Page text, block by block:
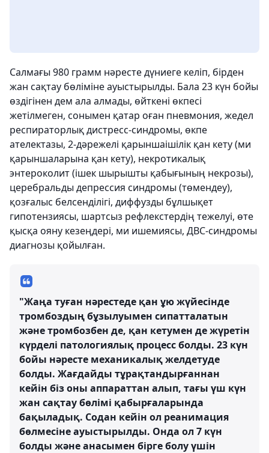
Салмағы 980 грамм нәресте дүниеге келіп, бірден
жан сақтау бөліміне ауыстырылды. Бала 23 күн бойы
өздігінен дем ала алмады, өйткені өкпесі
жетілмеген, сонымен қатар оған пневмония, жедел
респираторлық дистресс-синдромы, өкпе
ателектазы, 2-дәрежелі қарыншаішілік қан кету (ми
қарыншаларына қан кету), некротикалық
энтероколит (ішек шырышты қабығының некрозы),
церебральды депрессия синдромы (төмендеу),
қозғалыс белсенділігі, диффузды бұлшықет
гипотензиясы, шартсыз рефлекстердің тежелуі, өте
қысқа ояну кезеңдері, ми ишемиясы, ДВС-синдромы
диагнозы қойылған.
"Жаңа туған нәрестеде қан ұю жүйесінде
тромбоздың бұзылуымен сипатталатын
және тромбозбен де, қан кетумен де жүретін
күрделі патологиялық процесс болды. 23 күн
бойы нәресте механикалық желдетуде
болды. Жағдайды тұрақтандырғаннан
кейін біз оны аппараттан алып, тағы үш күн
жан сақтау бөлімі қабырғаларында
бақыладық. Содан кейін ол реанимация
бөлмесіне ауыстырылды. Онда ол 7 күн
болды және анасымен бірге болу үшін